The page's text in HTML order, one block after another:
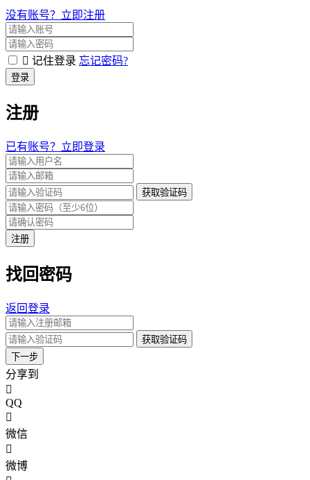
没有账号？立即注册
记住登录 忘记密码?
登录
注册
已有账号？立即登录
获取验证码
注册
找回密码
返回登录
获取验证码
下一步
分享到
QQ
微信
微博